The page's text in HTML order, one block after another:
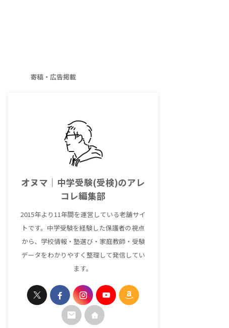
寄稿・広告掲載
オヌマ｜中学受験(受検)のアレ
コレ編集部
2015年より11年間を運営している老舗サイ
トです。中学受験を経験した保護者の視点
から、学校情報・塾選び・家庭教師・受験
データをわかりやすく整理して発信してい
ます。